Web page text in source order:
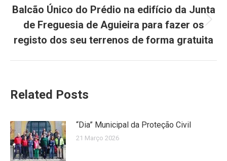
Next
post:
Balcão Único do Prédio na edifício da Junta
de Freguesia de Aguieira para fazer os
registo dos seu terrenos de forma gratuita
Related Posts
“Dia” Municipal da Proteção Civil
21 Março 2026